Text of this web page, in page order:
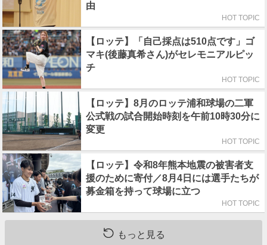
由
HOT TOPIC
【ロッテ】「自己採点は510点です」ゴ
マキ(後藤真希さん)がセレモニアルピッ
チ
HOT TOPIC
【ロッテ】8月のロッテ浦和球場の二軍
公式戦の試合開始時刻を午前10時30分に
変更
HOT TOPIC
【ロッテ】令和8年熊本地震の被害者支
援のために寄付／8月4日には選手たちが
募金箱を持って球場に立つ
HOT TOPIC
もっと見る